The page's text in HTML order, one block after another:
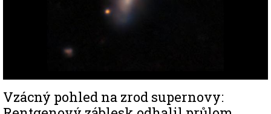
Vzácný pohled na zrod supernovy: